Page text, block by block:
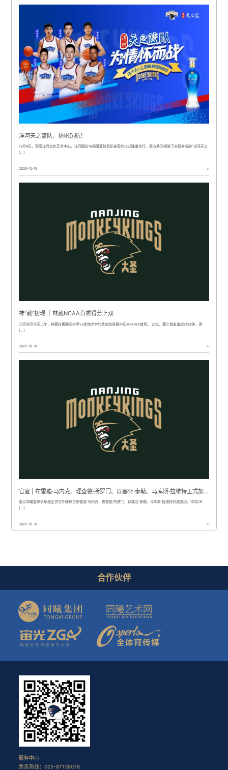
洋河天之蓝队，扬帆起航！
12月9日，南京洋河文化艺术中心，洋河股份与同曦篮球俱乐部签约仪式隆重举行。双方共同揭晓了全新命名的“洋河天之
[…]
2025-12-19 >
神“葳”初现 ｜林葳NCAA首秀得分上双
北京时间今天上午，林葳在俄勒冈大学vs犹他大学的季前热身赛中迎来NCAA首秀。 此役，葳少首发出战25分钟，得
[…]
2025-10-31 >
官宣 | 布雷迪·马内克、理查德·所罗门、以塞亚·泰勒、马库斯·拉维特正式加盟南京头排苏酒队
南京同曦篮球俱乐部正式与外籍球员布雷迪·马内克、理查德·所罗门、以塞亚·泰勒、马库斯·拉维特完成签约，待向CB
[…]
2025-10-31 >
合作伙伴
服务中心
票务热线：025-87138078